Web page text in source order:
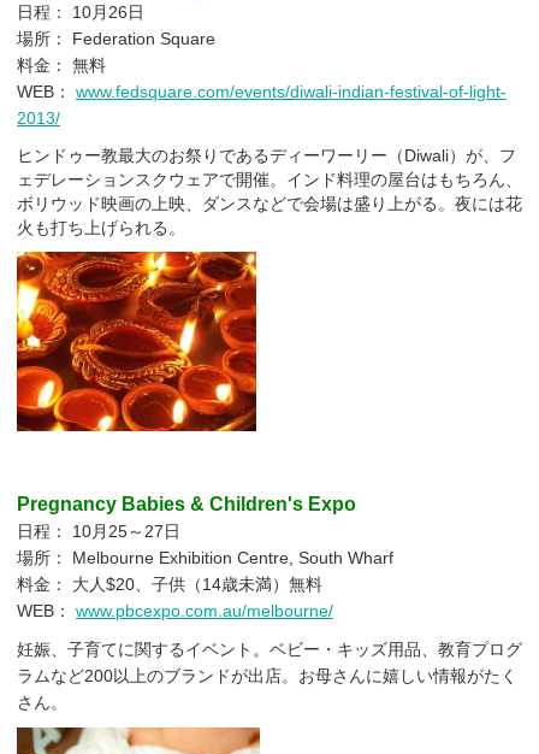
日程： 10月26日
場所： Federation Square
料金： 無料
WEB： www.fedsquare.com/events/diwali-indian-festival-of-light-
2013/
ヒンドゥー教最大のお祭りであるディーワーリー（Diwali）が、フ
ェデレーションスクウェアで開催。インド料理の屋台はもちろん、
ボリウッド映画の上映、ダンスなどで会場は盛り上がる。夜には花
火も打ち上げられる。
Pregnancy Babies & Children's Expo
日程： 10月25～27日
場所： Melbourne Exhibition Centre, South Wharf
料金： 大人$20、子供（14歳未満）無料
WEB： www.pbcexpo.com.au/melbourne/
妊娠、子育てに関するイベント。ベビー・キッズ用品、教育プログ
ラムなど200以上のブランドが出店。お母さんに嬉しい情報がたく
さん。